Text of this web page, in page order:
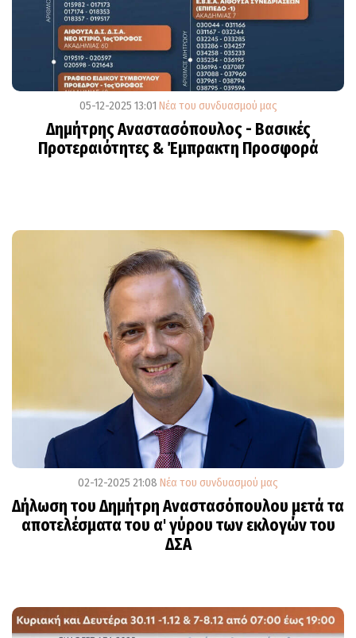
05-12-2025 13:01 Νέα του συνδυασμού μας
Δημήτρης Αναστασόπουλος - Βασικές
Προτεραιότητες & Έμπρακτη Προσφορά
02-12-2025 21:08 Νέα του συνδυασμού μας
Δήλωση του Δημήτρη Αναστασόπουλου μετά τα
αποτελέσματα του α' γύρου των εκλογών του
ΔΣΑ